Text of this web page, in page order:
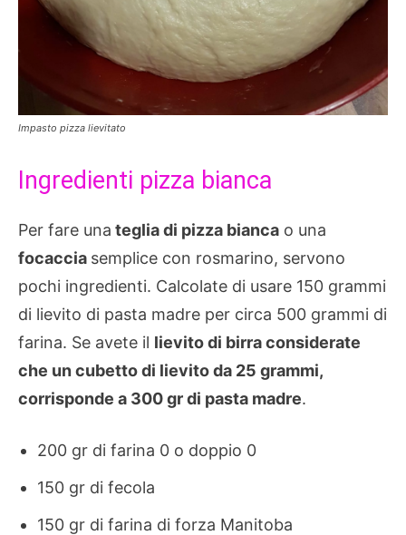
Impasto pizza lievitato
Ingredienti pizza bianca
Per fare una teglia di pizza bianca o una
focaccia semplice con rosmarino, servono
pochi ingredienti. Calcolate di usare 150 grammi
di lievito di pasta madre per circa 500 grammi di
farina. Se avete il lievito di birra considerate
che un cubetto di lievito da 25 grammi,
corrisponde a 300 gr di pasta madre.
200 gr di farina 0 o doppio 0
150 gr di fecola
150 gr di farina di forza Manitoba